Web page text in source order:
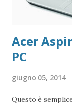
Acer
PC
giugno 05, 2014
Questo è